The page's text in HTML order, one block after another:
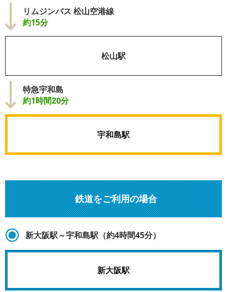
リムジンバス 松山空港線
約15分
松山駅
特急宇和島
約1時間20分
宇和島駅
鉄道をご利用の場合
新大阪駅～宇和島駅（約4時間45分）
新大阪駅